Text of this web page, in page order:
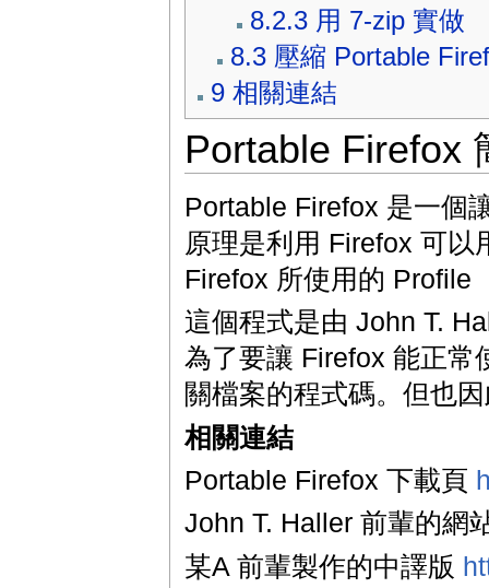
8.2.3 用 7-zip 實做
8.3 壓縮 Portable
9 相關連結
Portable Firefox
Portable Firefox 是一個
原理是利用 Firefox 可
Firefox 所使用的 Profile
這個程式是由 John T.
為了要讓 Firefox 能正常
關檔案的程式碼。但也
相關連結
Portable Firefox 下載頁
John T. Haller 前輩的網
某A 前輩製作的中譯版